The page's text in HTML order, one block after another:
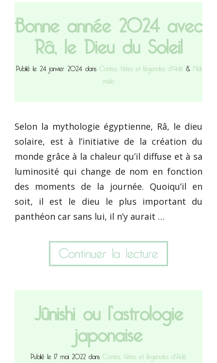
Bonne année 2024 avec
Râ, le Dieu du Soleil
Publié le 24 janvier 2024 dansContes, fêtes et légendes d'Adé & Méli
mélo
Selon la mythologie égyptienne, Râ, le dieu
solaire, est à l’initiative de la création du
monde grâce à la chaleur qu’il diffuse et à sa
luminosité qui change de nom en fonction
des moments de la journée. Quoiqu’il en
soit, il est le dieu le plus important du
panthéon car sans lui, il n’y aurait …
Jûnishi ou l’astrologie
japonaise
Publié le 17 mai 2022 dansContes, fêtes et légendes d'Adé